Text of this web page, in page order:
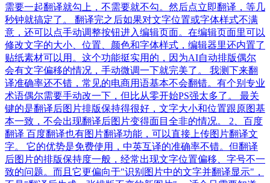
需要一起翻译就勾上，不需要就不勾。然后点立即翻译，等几
秒钟就搞定了。 翻译完之后如果对文字位置或字体样式不满
意，还可以点手动调整按钮进入编辑页面。在编辑页面里可以
修改文字的大小、位置、颜色和字体样式，编辑器里还内置了
贴纸素材可以用。这个功能挺实用的，因为AI自动排版偶尔
会有文字偏移的情况，手动微调一下就完美了。 我测下来翻
译准确率还不错，常见的电商用语基本不会翻错。有个别专业
术语偶尔需要手动改一下，但比从零开始PS强太多了。 最关
键的是翻译后图片排版保持得很好，文字大小和位置跟原图基
本一致，不会出现翻译后图片变得面目全非的情况。 2、百度
翻译 百度翻译也有图片翻译功能，可以直接上传图片翻译文
字。 它的优势是免费使用，中英互译的准确率不错。但翻译
后图片的排版保持度一般，经常出现文字位置偏移、字号不一
致的问题。而且它更偏向于"识别图片中的文字并翻译显示"，